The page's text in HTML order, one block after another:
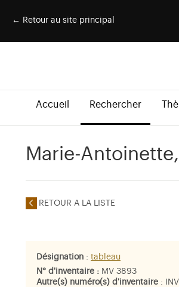
← Retour au site principal
Accueil Rechercher
Marie-
RETOUR A LA LISTE
Désignation : tableau
N° d'inventaire : MV 3893
Autre(s) numéro(s) d'inventaire :